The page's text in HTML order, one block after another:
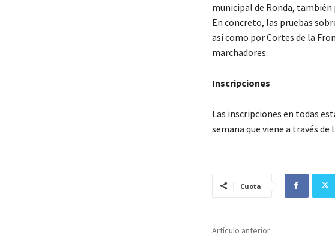
municipal de Ronda,
En concreto, las pruebas
así como por Cortes de la
marchadores.
Inscripciones
Las inscripciones en todas
semana que viene a través de
Cuota
Artículo anterior